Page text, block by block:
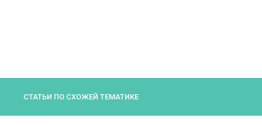
СТАТЬИ ПО СХОЖЕЙ ТЕМАТИКЕ